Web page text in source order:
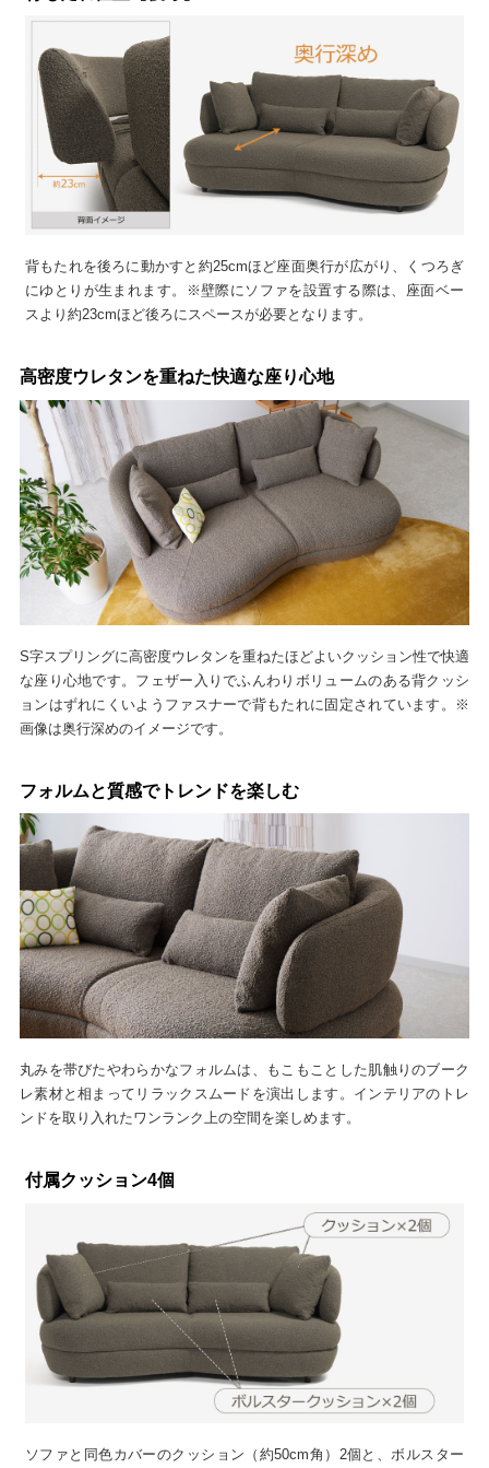
背もたれを後ろに動かすと約25cmほど座面奥行が広がり、くつろぎ
にゆとりが生まれます。※壁際にソファを設置する際は、座面ベー
スより約23cmほど後ろにスペースが必要となります。
高密度ウレタンを重ねた快適な座り心地
S字スプリングに高密度ウレタンを重ねたほどよいクッション性で快適
な座り心地です。フェザー入りでふんわりボリュームのある背クッシ
ョンはずれにくいようファスナーで背もたれに固定されています。※
画像は奥行深めのイメージです。
フォルムと質感でトレンドを楽しむ
丸みを帯びたやわらかなフォルムは、もこもことした肌触りのブーク
レ素材と相まってリラックスムードを演出します。インテリアのトレ
ンドを取り入れたワンランク上の空間を楽しめます。
付属クッション4個
ソファと同色カバーのクッション（約50cm角）2個と、ボルスター